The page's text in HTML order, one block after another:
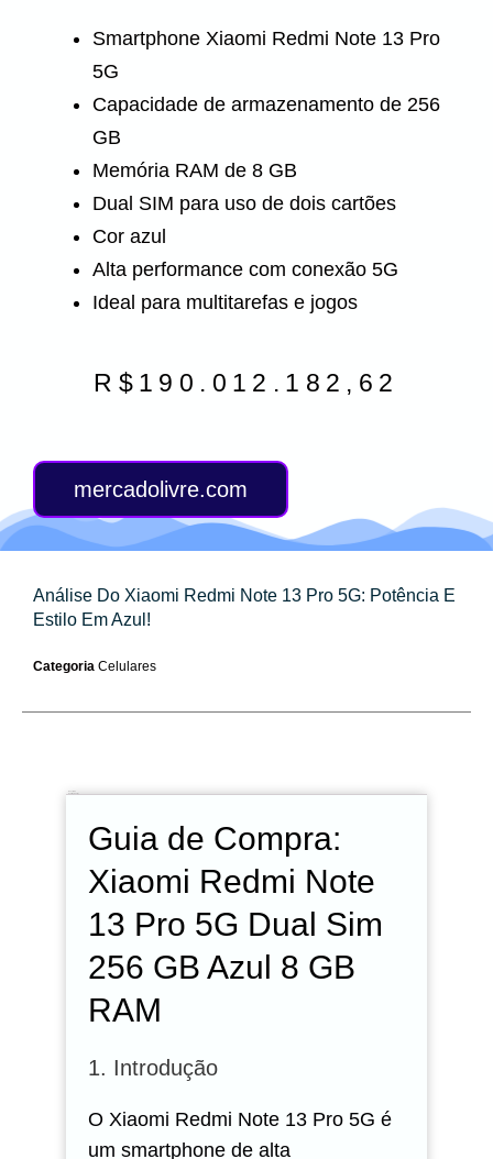
Smartphone Xiaomi Redmi Note 13 Pro
5G
Capacidade de armazenamento de 256
GB
Memória RAM de 8 GB
Dual SIM para uso de dois cartões
Cor azul
Alta performance com conexão 5G
Ideal para multitarefas e jogos
R$ 190.012.182,62
mercadolivre.com
Análise Do Xiaomi Redmi Note 13 Pro 5G: Potência E
Estilo Em Azul!
Categoria Celulares
Guia de Compra:
Xiaomi Redmi Note
13 Pro 5G Dual Sim
256 GB Azul 8 GB
RAM
1. Introdução
O Xiaomi Redmi Note 13 Pro 5G é
um smartphone de alta